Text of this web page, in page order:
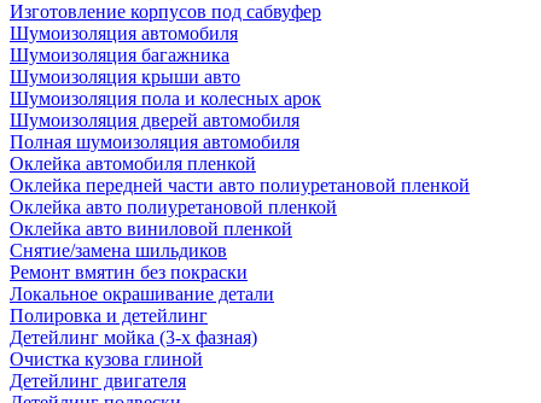
Изготовление корпусов под сабвуфер
Шумоизоляция автомобиля
Шумоизоляция багажника
Шумоизоляция крыши авто
Шумоизоляция пола и колесных арок
Шумоизоляция дверей автомобиля
Полная шумоизоляция автомобиля
Оклейка автомобиля пленкой
Оклейка передней части авто полиуретановой пленкой
Оклейка авто полиуретановой пленкой
Оклейка авто виниловой пленкой
Снятие/замена шильдиков
Ремонт вмятин без покраски
Локальное окрашивание детали
Полировка и детейлинг
Детейлинг мойка (3-х фазная)
Очистка кузова глиной
Детейлинг двигателя